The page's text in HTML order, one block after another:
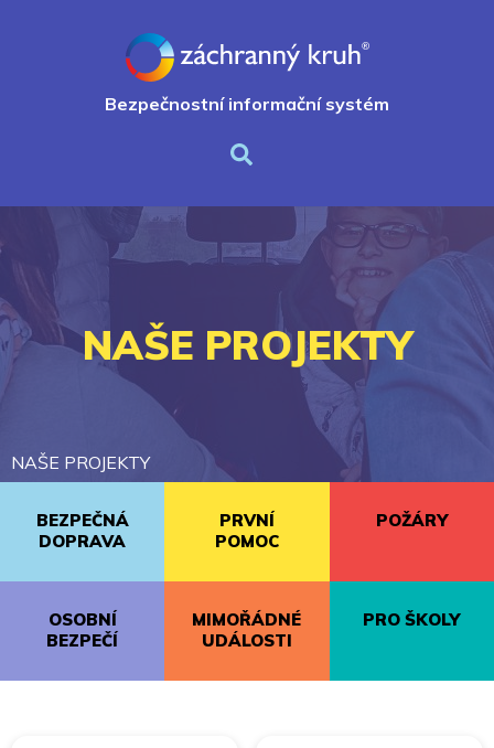
Bezpečnostní informační systém
NAŠE PROJEKTY
NAŠE PROJEKTY
BEZPEČNÁ
DOPRAVA
PRVNÍ
POMOC
POŽÁRY
OSOBNÍ
BEZPEČÍ
MIMOŘÁDNÉ
UDÁLOSTI
PRO ŠKOLY